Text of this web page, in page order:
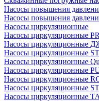
Насосы повышения
Насосы повышения
Насосы циркуляционные
Насосы циркуляционные
Насосы циркуляционные
Насосы циркуляционные
Насосы циркуляционные
Насосы циркуляционные
Насосы циркуляционные
Насосы циркуляционные
Насосы циркуляционные